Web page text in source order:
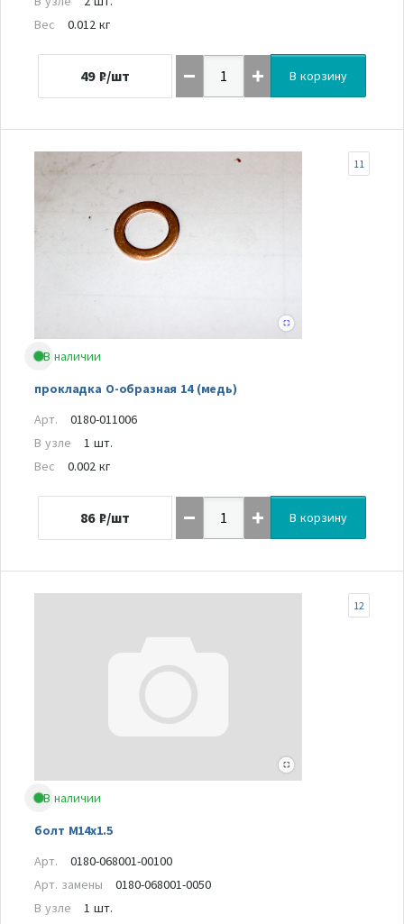
Вес
0.012 кг
49 ₽/шт В корзину
В наличии
прокладка О-образная 14 (медь)
11
Арт.
0180-011006
В узле
1 шт.
Вес
0.002 кг
86 ₽/шт В корзину
В наличии
болт M14x1.5
12
Арт.
0180-068001-00100
Арт. замены
0180-068001-0050
В узле
1 шт.